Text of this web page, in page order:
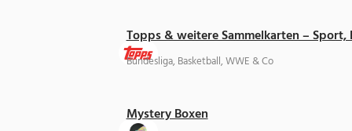
Topps & weitere Sammelkarten –
Bundesliga, Basketball, WWE & Co
Mystery Boxen